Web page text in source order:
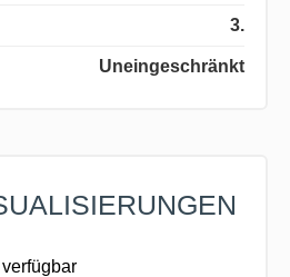
3.
Uneingeschränkt